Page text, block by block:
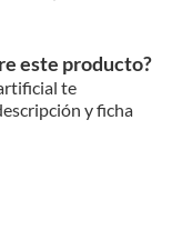
este producto?
te
y ficha